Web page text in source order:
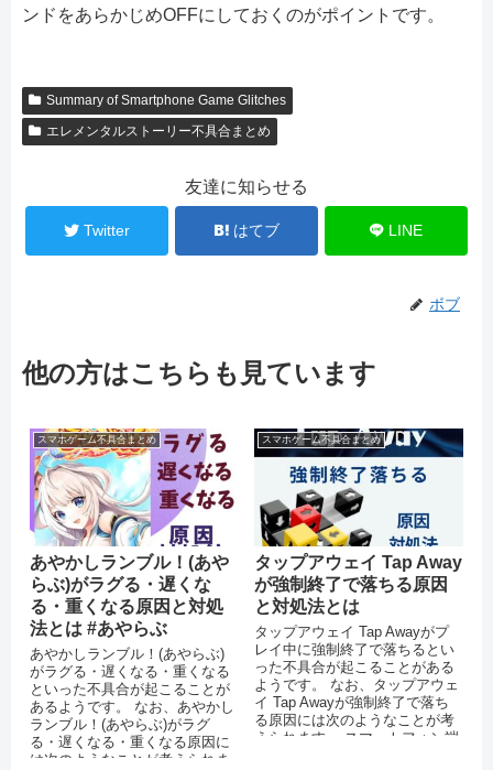
ンドをあらかじめOFFにしておくのがポイントです。
Summary of Smartphone Game Glitches
エレメンタルストーリー不具合まとめ
友達に知らせる
Twitter はてブ LINE
ボブ
他の方はこちらも見ています
スマホゲーム不具合まとめ
あやかしランブル！(あや
らぶ)がラグる・遅くな
る・重くなる原因と対処
法とは #あやらぶ
あやかしランブル！(あやらぶ)
がラグる・遅くなる・重くなる
といった不具合が起こることが
あるようです。 なお、あやかし
ランブル！(あやらぶ)がラグ
る・遅くなる・重くなる原因に
は次のようなことが考えられま
スマホゲーム不具合まとめ
タップアウェイ Tap Away
が強制終了で落ちる原因
と対処法とは
タップアウェイ Tap Awayがプ
レイ中に強制終了で落ちるとい
った不具合が起こることがある
ようです。 なお、タップアウェ
イ Tap Awayが強制終了で落ち
る原因には次のようなことが考
えられます。 スマートフォン端